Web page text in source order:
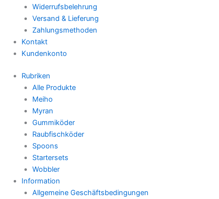
Widerrufsbelehrung
Versand & Lieferung
Zahlungsmethoden
Kontakt
Kundenkonto
Rubriken
Alle Produkte
Meiho
Myran
Gummiköder
Raubfischköder
Spoons
Startersets
Wobbler
Information
Allgemeine Geschäftsbedingungen